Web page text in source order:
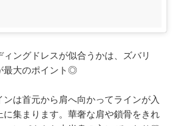
ングドレスが似合うかは、ズバリ
最大のポイント◎
は首元から肩へ向かってラインが入
に集まります。華奢な肩や鎖骨をきれ